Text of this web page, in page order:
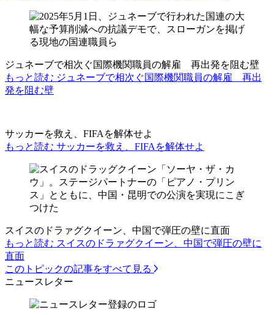
ジュネーブで相次ぐ国際機関職員の解雇 再出発を阻む壁
もっと読む ジュネーブで相次ぐ国際機関職員の解雇 再出
発を阻む壁
サッカーを救え、FIFAを解体せよ
もっと読む サッカーを救え、FIFAを解体せよ
スイスのドラァグクイーン、中国で弾圧の壁に直面
もっと読む スイスのドラァグクイーン、中国で弾圧の壁に
直面
このトピックの記事をすべて見る
ニュースレター